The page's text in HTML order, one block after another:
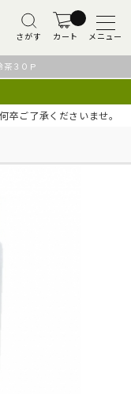
さがす カート メニュー
３０Ｐ
卒ご了承くださいませ。